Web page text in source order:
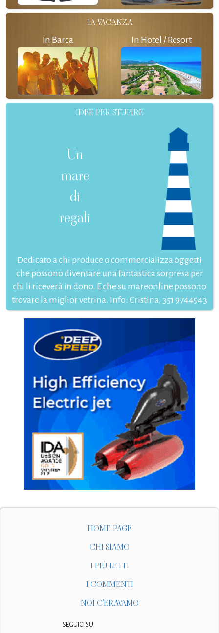
LA VACANZA
In Barca In Hotel / Resort
IDEE PER STUPIRE
Un
mare
di
regali
Dedicato a chi produce o commercializza oggetti
che possono diventare una fantastica sorpresa per
chi li riceverà in dono. E che su mareonline possono
trovare la miglior vetrina. Info: Cristina, 351 9744943
HOME PAGE
CHI SIAMO
I PIÙ LETTI
I COMMENTI
NOI C'ERAVAMO
SEGUICI SU